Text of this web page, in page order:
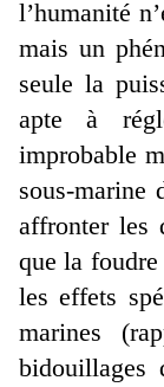
l’humanité
mais un
seule la
apte à
improbable
sous-marine
affronter les
que la foudre
les effets
marines
bidouillages